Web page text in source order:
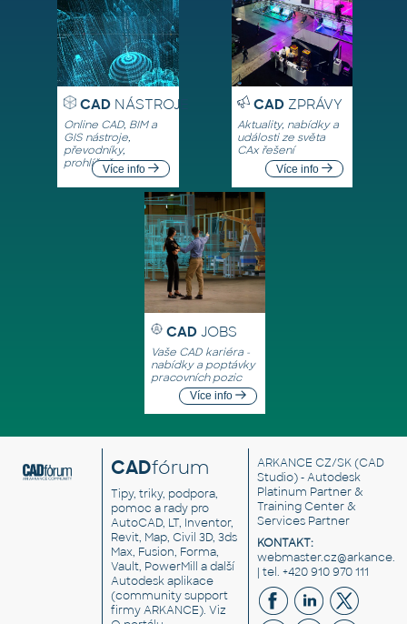
CADNÁSTROJE
Online CAD, BIM a
GIS nástroje,
převodníky,
prohlížečeVíce info
CADZPRÁVY
Aktuality, nabídky a
události ze světa
CAx řešení
Více info
CAD JOBS
Vaše CAD kariéra -
nabídky a poptávky
pracovních pozic
Více info
CADfórum
Tipy, triky, podpora,
pomoc a rady pro
AutoCAD, LT, Inventor,
Revit, Map, Civil 3D, 3ds
Max, Fusion, Forma,
Vault, PowerMill a další
Autodesk aplikace
(community support
firmy ARKANCE). Viz
ARKANCE CZ/SK(CAD
Studio) - Autodesk
Platinum Partner &
Training Center &
Services Partner
KONTAKT:
| tel. +420 910 970 111